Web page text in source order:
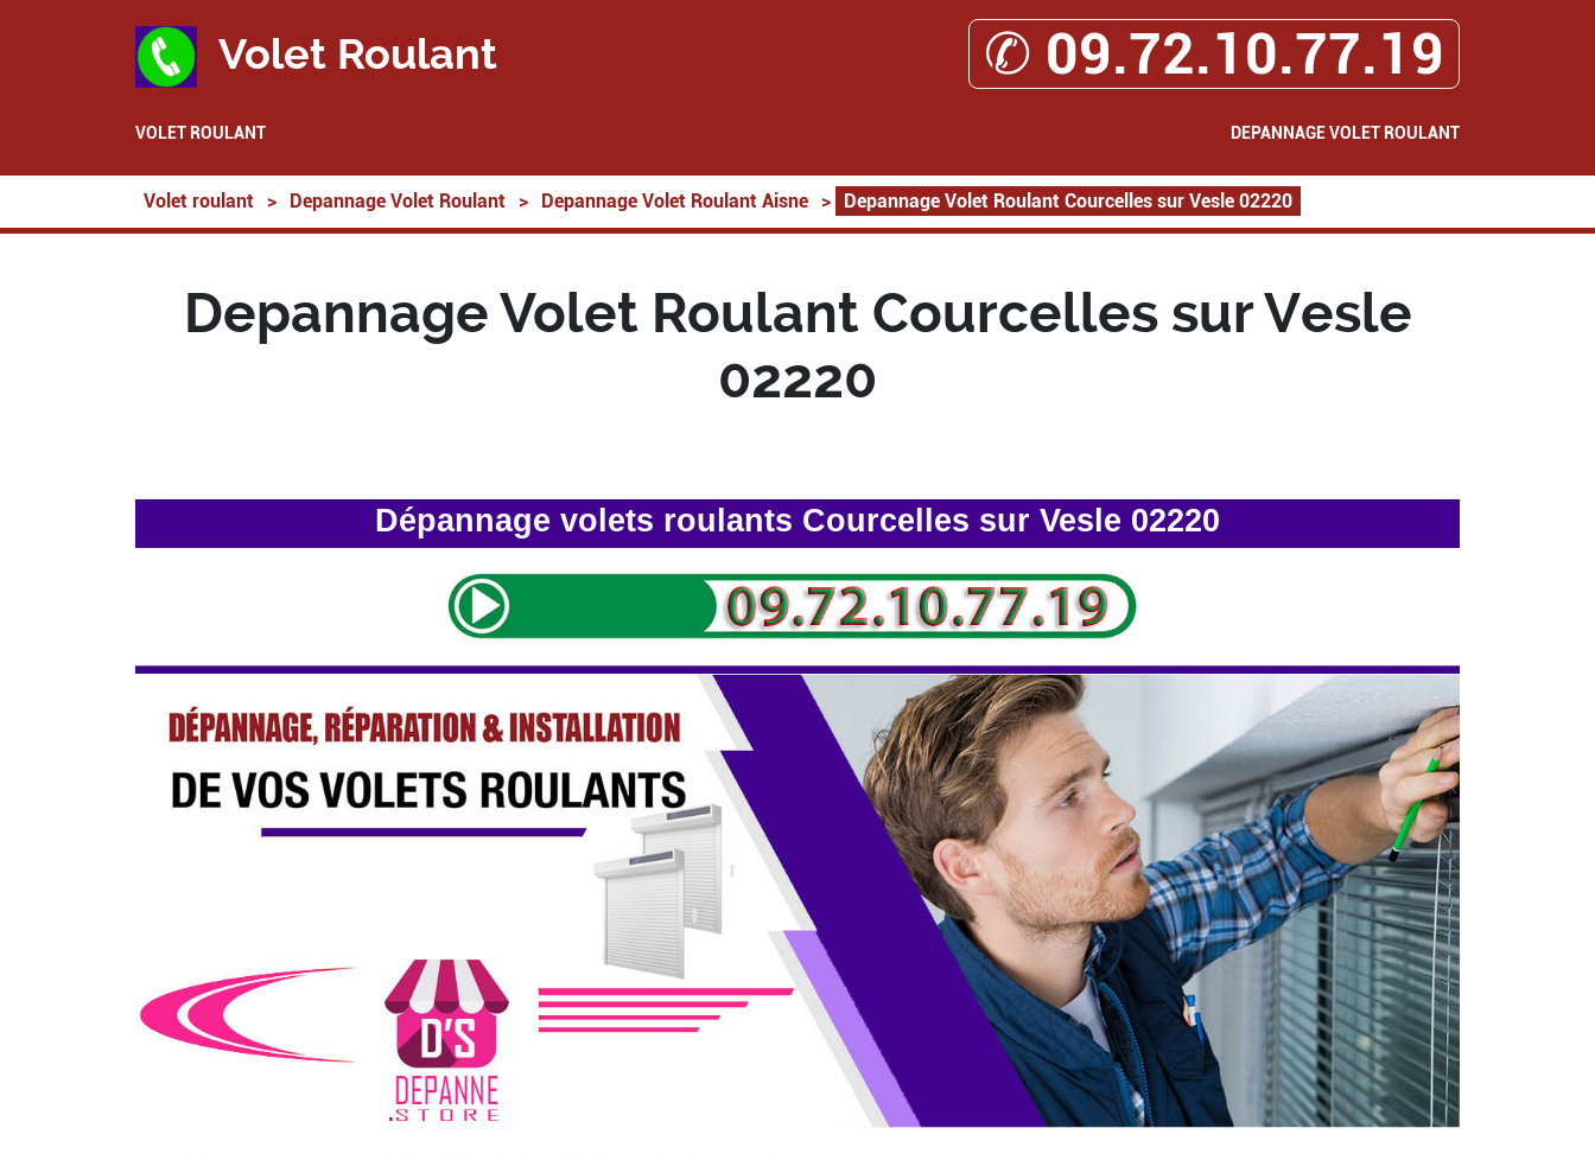
Volet Roulant ✆ 09.72.10.77.19
VOLET ROULANT DEPANNAGE VOLET ROULANT
Volet roulant > Depannage Volet Roulant > Depannage Volet Roulant Aisne > Depannage Volet Roulant Courcelles sur Vesle 02220
Depannage Volet Roulant Courcelles sur Vesle
02220
Dépannage volets roulants Courcelles sur Vesle 02220